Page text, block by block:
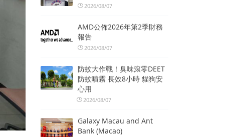
2026/08/07
AMD公佈2026年第2季財務
報告
2026/08/07
防蚊大作戰！臭味滾零DEET
防蚊噴霧 長效8小時 貓狗安
心用
2026/08/07
Galaxy Macau and Ant
Bank (Macao)